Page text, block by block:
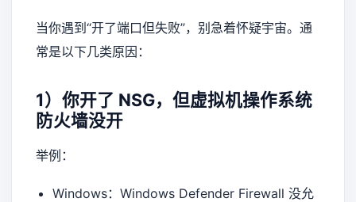
当你遇到“开了端口但失败”，别急着怀疑宇宙。通
常是以下几类原因：
1）你开了 NSG，但虚拟机操作系统
防火墙没开
举例：
Windows：Windows Defender Firewall 没允